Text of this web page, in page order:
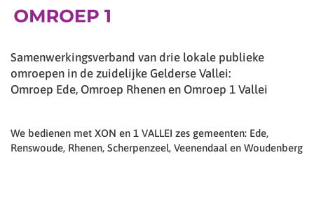
Samenwerkingsverband van drie lokale publieke
omroepen in de zuidelijke Gelderse Vallei:
Omroep Ede, Omroep Rhenen en Omroep 1 Vallei
We bedienen met XON en 1 VALLEI zes gemeenten: Ede,
Renswoude, Rhenen, Scherpenzeel, Veenendaal en Woudenberg